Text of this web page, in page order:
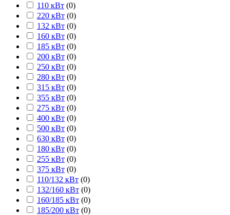
110 кВт (0)
220 кВт (0)
132 кВт (0)
160 кВт (0)
185 кВт (0)
200 кВт (0)
250 кВт (0)
280 кВт (0)
315 кВт (0)
355 кВт (0)
275 кВт (0)
400 кВт (0)
500 кВт (0)
630 кВт (0)
180 кВт (0)
255 кВт (0)
375 кВт (0)
110/132 кВт (0)
132/160 кВт (0)
160/185 кВт (0)
185/200 кВт (0)